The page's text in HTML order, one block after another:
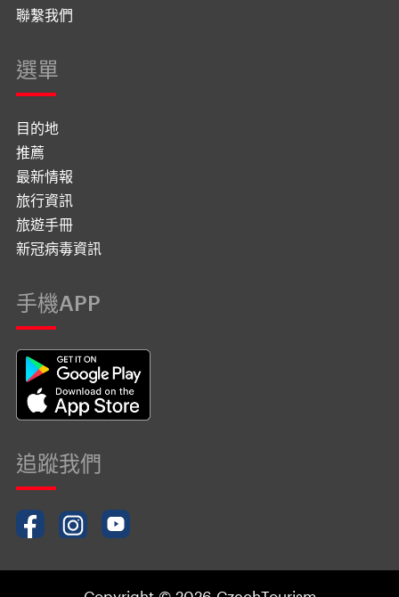
聯繫我們
選單
目的地
推薦
最新情報
旅行資訊
旅遊手冊
新冠病毒資訊
手機APP
追蹤我們